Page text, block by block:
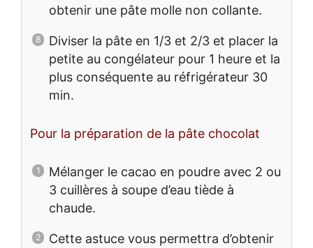
obtenir une pâte molle non collante.
Diviser la pâte en 1/3 et 2/3 et placer la
petite au congélateur pour 1 heure et la
plus conséquente au réfrigérateur 30
min.
Pour la préparation de la pâte chocolat
Mélanger le cacao en poudre avec 2 ou
3 cuillères à soupe d’eau tiède à
chaude.
Cette astuce vous permettra d’obtenir